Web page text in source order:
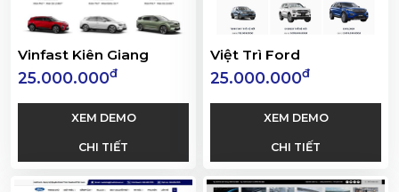
Vinfast Kiên Giang
25.000.000đ
XEM DEMO
CHI TIẾT
Việt Trì Ford
25.000.000đ
XEM DEMO
CHI TIẾT